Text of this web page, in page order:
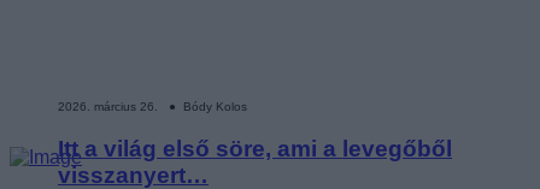
2026. március 26. ● Bódy Kolos
Itt a világ első söre, ami a levegőből
visszanyert…